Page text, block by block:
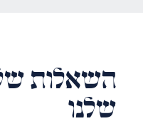
השאלות
שלנו